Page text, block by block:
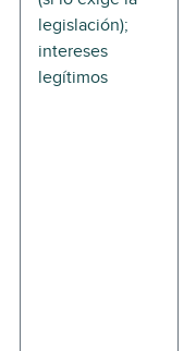
legislación);
intereses
legítimos